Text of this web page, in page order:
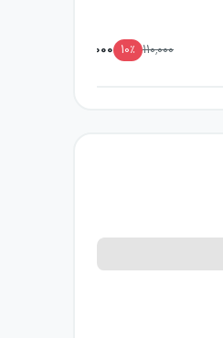
110,000
10٪ 99,000